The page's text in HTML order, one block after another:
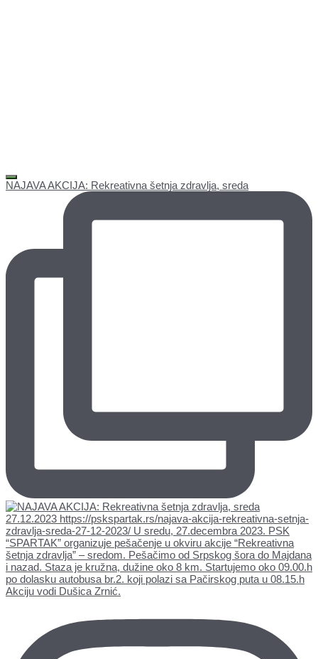
NAJAVA AKCIJA: Rekreativna šetnja zdravlja, sreda